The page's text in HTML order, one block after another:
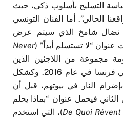
التسليح بأسلوب ذكي، حيث
الحالي”. أما الفنان التونسي
نضال شامخ الذي سيتم عرض
عنوان “لا تستسلم أبداً” (Never
مجموعة من اللاجئين الذين
أجبروا على مغادرة مخيم في فرنسا في عام 2016. وكشكل
النار في بيوتهم، قبل أن
الثاني فيحمل عنوان “بماذا يحلم
De Quoi)، التي استخدم